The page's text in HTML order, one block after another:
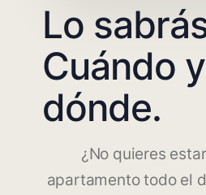
Lo
Cuándo y
dónde.
¿No quieres
apartamento todo el